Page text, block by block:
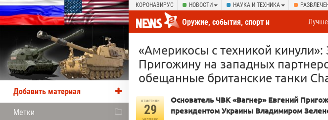
КОРОНАВИРУС НОВОСТИ НАУКА И ТЕХНИКА
Оружие, события, спорт и
новости отовсюду
«Америкосы с техникой
Пригожину на западных
обещанные британские танки
отметили
29
человек
Основатель ЧВК «Вагнер» Евгений
президентом Украины Владимиром
Добавить материал
Метки